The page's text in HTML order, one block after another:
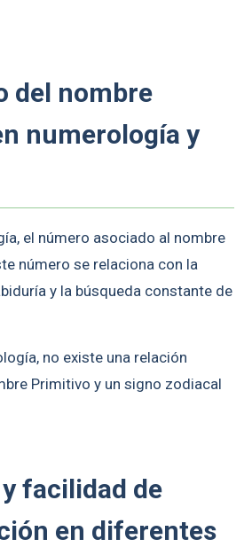
del nombre
numerología y
el número asociado al nombre
número se relaciona con la
y la búsqueda constante de
no existe una relación
Primitivo y un signo zodiacal
facilidad de
en diferentes